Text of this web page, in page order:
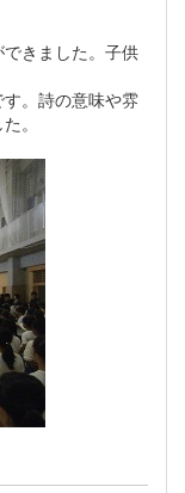
きました。子供
。詩の意味や雰
。